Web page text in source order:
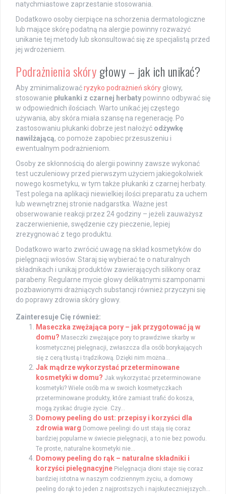
natychmiastowe zaprzestanie stosowania.
Dodatkowo osoby cierpiące na schorzenia dermatologiczne
lub mające skórę podatną na alergie powinny rozważyć
unikanie tej metody lub skonsultować się ze specjalistą przed
jej wdrożeniem.
Podrażnienia skórygłowy – jak ich unikać?
Aby zminimalizowaćryzyko podrażnień skóry głowy,
stosowanie płukanki z czarnej herbaty powinno odbywać się
w odpowiednich ilościach. Warto unikać jej częstego
używania, aby skóra miała szansę na regenerację. Po
zastosowaniu płukanki dobrze jest nałożyć odżywkę
nawilżającą, co pomoże zapobiec przesuszeniu i
ewentualnym podrażnieniom.
Osoby ze skłonnością do alergii powinny zawsze wykonać
test uczuleniowy przed pierwszym użyciem jakiegokolwiek
nowego kosmetyku, w tym także płukanki z czarnej herbaty.
Test polega na aplikacji niewielkiej ilości preparatu za uchem
lub wewnętrznej stronie nadgarstka. Ważne jest
obserwowanie reakcji przez 24 godziny – jeżeli zauważysz
zaczerwienienie, swędzenie czy pieczenie, lepiej
zrezygnować z tego produktu.
Dodatkowo warto zwrócić uwagę na skład kosmetyków do
pielęgnacji włosów. Staraj się wybierać te o naturalnych
składnikach i unikaj produktów zawierających silikony oraz
parabeny. Regularne mycie głowy delikatnymi szamponami
pozbawionymi drażniących substancji również przyczyni się
do poprawy zdrowia skóry głowy.
Zainteresuje Cię również:
Maseczka zwężająca pory – jak przygotować ją w
domu? Maseczki zwężające pory to prawdziwe skarby w
kosmetycznej pielęgnacji, zwłaszcza dla osób borykających
się z cerą tłustą i trądzikową. Dzięki nim można...
Jak mądrze wykorzystać przeterminowane
kosmetyki w domu? Jak wykorzystać przeterminowane
kosmetyki? Wiele osób ma w swoich kosmetyczkach
przeterminowane produkty, które zamiast trafić do kosza,
mogą zyskać drugie życie. Czy...
Domowy peeling do ust: przepisy i korzyści dla
zdrowia warg Domowe peelingi do ust stają się coraz
bardziej popularne w świecie pielęgnacji, a to nie bez powodu.
Te proste, naturalne kosmetyki nie...
Domowy peeling do rąk – naturalne składniki i
korzyści pielęgnacyjne Pielęgnacja dłoni staje się coraz
bardziej istotna w naszym codziennym życiu, a domowy
peeling do rąk to jeden z najprostszych i najskuteczniejszych...